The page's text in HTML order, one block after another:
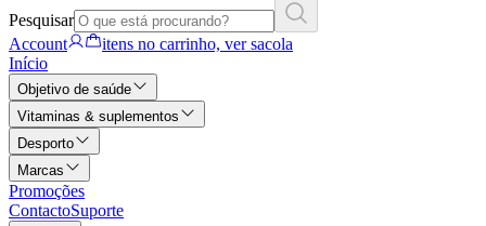
Pesquisar
Account
itens no carrinho, ver sacola
Início
Objetivo de saúde
Vitaminas & suplementos
Desporto
Marcas
Promoções
ContactoSuporte